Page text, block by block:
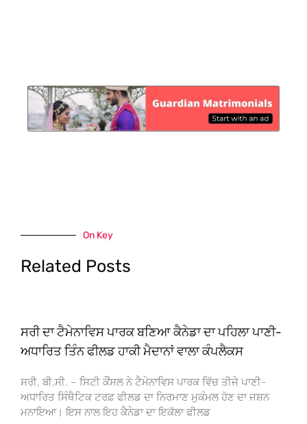
On Key
Related Posts
ਸਰੀ ਦਾ ਟੈਮੇਨਾਵਿਸ ਪਾਰਕ ਬਣਿਆ ਕੈਨੇਡਾ ਦਾ ਪਹਿਲਾ ਪਾਣੀ-
ਅਧਾਰਿਤ ਤਿੰਨ ਫੀਲਡ ਹਾਕੀ ਮੈਦਾਨਾਂ ਵਾਲਾ ਕੰਪਲੈਕਸ
ਸਰੀ, ਬੀ.ਸੀ. – ਸਿਟੀ ਕੌਂਸਲ ਨੇ ਟੈਮੇਨਾਵਿਸ ਪਾਰਕ ਵਿੱਚ ਤੀਜੇ ਪਾਣੀ-
ਅਧਾਰਿਤ ਸਿੰਥੈਟਿਕ ਟਰਫ਼ ਫੀਲਡ ਦਾ ਨਿਰਮਾਣ ਮੁਕੰਮਲ ਹੋਣ ਦਾ ਜਸ਼ਨ
ਮਨਾਇਆ। ਇਸ ਨਾਲ ਇਹ ਕੈਨੇਡਾ ਦਾ ਇਕੱਲਾ ਫੀਲਡ